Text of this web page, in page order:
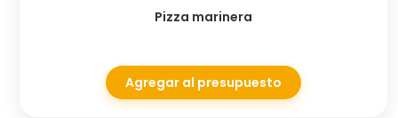
Pizza marinera
Agregar al presupuesto